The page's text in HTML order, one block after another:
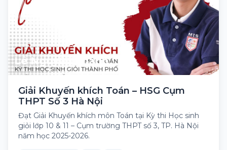
Lê Nguyễn Thành
Giải Khuyến khích Toán – HSG Cụm
THPT Số 3 Hà Nội
Đạt Giải Khuyến khích môn Toán tại Kỳ thi Học sinh
giỏi lớp 10 & 11 – Cụm trường THPT số 3, TP. Hà Nội
năm học 2025-2026.